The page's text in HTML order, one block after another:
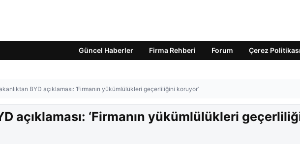
Güncel Haberler Firma Rehberi Forum Çerez Politikası
BYD açıklaması: ‘Firmanın yükümlülükleri geçerliliğini koruyor’
açıklaması: ‘Firmanın yükümlülükleri